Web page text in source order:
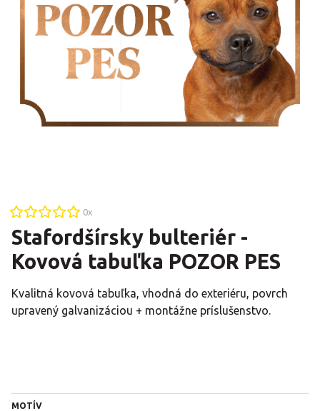
0x
Stafordšírsky bulteriér -
Kovová tabuľka POZOR PES
Kvalitná kovová tabuľka, vhodná do exteriéru, povrch
upravený galvanizáciou + montážne príslušenstvo.
MOTÍV